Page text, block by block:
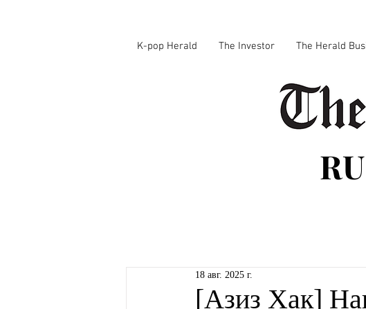
K-pop Herald The Investor The Herald
[Азиз Хак]
18 авг. 2025 г.